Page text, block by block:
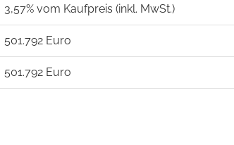
3,57% vom Kaufpreis (inkl. MwSt.)
501.792 Euro
501.792 Euro